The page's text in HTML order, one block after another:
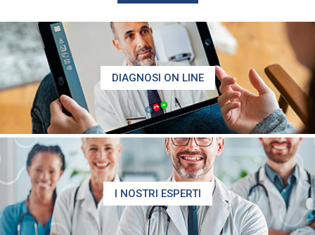
DIAGNOSI ON LINE
I NOSTRI ESPERTI